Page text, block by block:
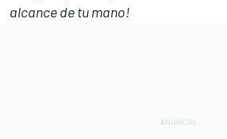
alcance de tu mano!